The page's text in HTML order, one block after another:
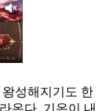
성해지기도 한